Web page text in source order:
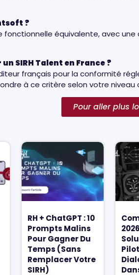
?
fonctionnelle équivalente, avec
SIRH Talent en France ?
français pour la conformité
à ce critère selon votre niveau
Pour aller plus
RH + ChatGPT : 10
Prompts Malins
Pour Gagner Du
Temps (sans
Remplacer Votre
SIRH)